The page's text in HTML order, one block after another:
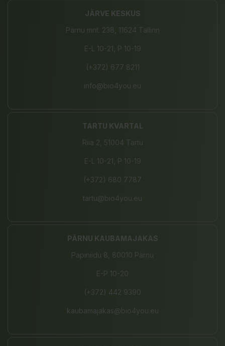
JÄRVE KESKUS
Pärnu mnt. 238, 11624 Tallinn
E-L 10-21, P 10-19
(+372) 677 8211
info@bio4you.eu
TARTU KVARTAL
Riia 2, 51004 Tartu
E-L 10-21, P 10-19
(+372) 680 7787
tartu@bio4you.eu
PÄRNU KAUBAMAJAKAS
Papiniidu 8, 80010 Pärnu
E-P 10-20
(+372) 442 9390
kaubamajakas@bio4you.eu